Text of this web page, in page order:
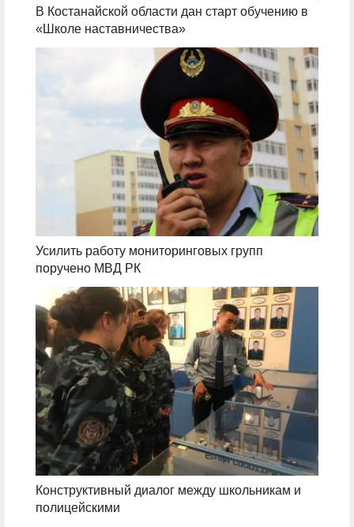
В Костанайской области дан старт обучению в
«Школе наставничества»
Усилить работу мониторинговых групп
поручено МВД РК
Конструктивный диалог между школьникам и
полицейскими